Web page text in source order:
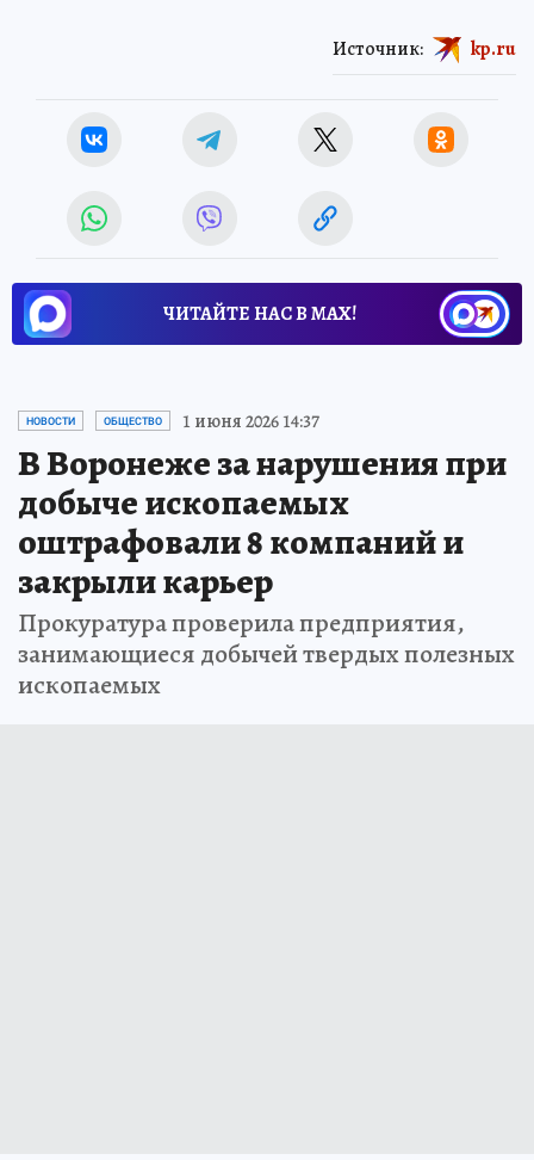
Источник: kp.ru
ЧИТАЙТЕ НАС В МАХ!
НОВОСТИ ОБЩЕСТВО 1 июня 2026 14:37
В Воронеже за нарушения при
добыче ископаемых
оштрафовали 8 компаний и
закрыли карьер
Прокуратура проверила предприятия,
занимающиеся добычей твердых полезных
ископаемых